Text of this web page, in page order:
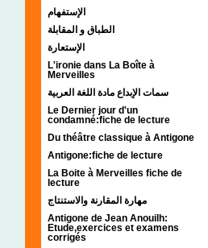
الإستفهام
الطباق و المقابلة
الإستعارة
L'ironie dans La Boîte à
Merveilles
سمات الإبداع مادة اللغة العربية
Le Dernier jour d'un
condamné:fiche de lecture
Du théâtre classique à Antigone
Antigone:fiche de lecture
La Boite à Merveilles fiche de
lecture
مهارة المقارنة والاستنتاج
Antigone de Jean Anouilh:
Etude,exercices et examens
corrigés